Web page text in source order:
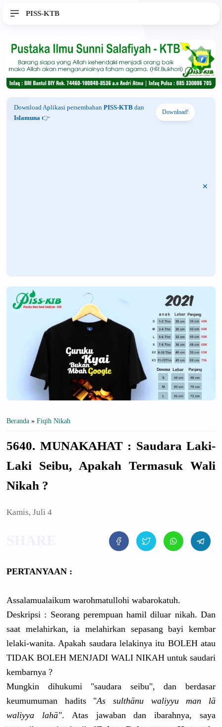
PISS-KTB
Download Aplikasi persembahan PISS-KTB dan
Islamuna 👉
Download!
Beranda » Fiqih Nikah
5640. MUNAKAHAT : Saudara Laki-
Laki Seibu, Apakah Termasuk Wali
Nikah ?
Kamis, Juli 4
PERTANYAAN :
Assalamualaikum warohmatullohi wabarokatuh.
Deskripsi : Seorang perempuan hamil diluar nikah. Dan
saat melahirkan, ia melahirkan sepasang bayi kembar
lelaki-wanita. Apakah saudara lelakinya itu BOLEH atau
TIDAK BOLEH MENJADI WALI NIKAH untuk saudari
kembarnya ?
Mungkin dihukumi "saudara seibu", dan berdasar
keumumuman hadits "As sulthānu waliyyu man lā
waliyya lahā". Atas jawaban dan ibarahnya, saya